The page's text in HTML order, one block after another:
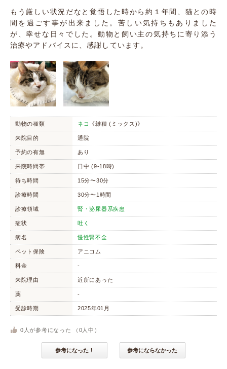
もう厳しい状況だなと覚悟した時から約１年間、猫との時
間を過ごす事が出来ました。苦しい気持ちもありました
が、幸せな日々でした。動物と飼い主の気持ちに寄り添う
治療やアドバイスに、感謝しています。
動物の種類 ネコ 《雑種 (ミックス)》
来院目的 通院
予約の有無 あり
来院時間帯 日中 (9-18時)
待ち時間 15分〜30分
診療時間 30分〜1時間
診療領域 腎・泌尿器系疾患
症状 吐く
病名 慢性腎不全
ペット保険 アニコム
料金 -
来院理由 近所にあった
薬 -
受診時期 2025年01月
0 人が参考になった （ 0 人中）
参考になった！ 参考にならなかった